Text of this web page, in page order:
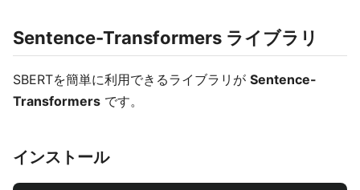
Sentence-Transformers ライブラリ
SBERTを簡単に利用できるライブラリが Sentence-
Transformers です。
インストール